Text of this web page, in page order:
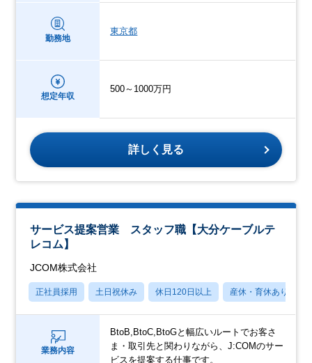
勤務地
東京都
想定年収
500～1000万円
詳しく見る
サービス提案営業 スタッフ職【大分ケーブルテ
レコム】
JCOM株式会社
正社員採用 土日祝休み 休日120日以上 産休・育休あり
業務内容
BtoB,BtoC,BtoGと幅広いルートでお客さ
ま・取引先と関わりながら、J:COMのサー
ビスを提案する仕事です。